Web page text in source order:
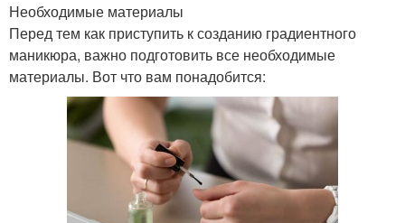
Необходимые материалы
Перед тем как приступить к созданию градиентного
маникюра, важно подготовить все необходимые
материалы. Вот что вам понадобится: